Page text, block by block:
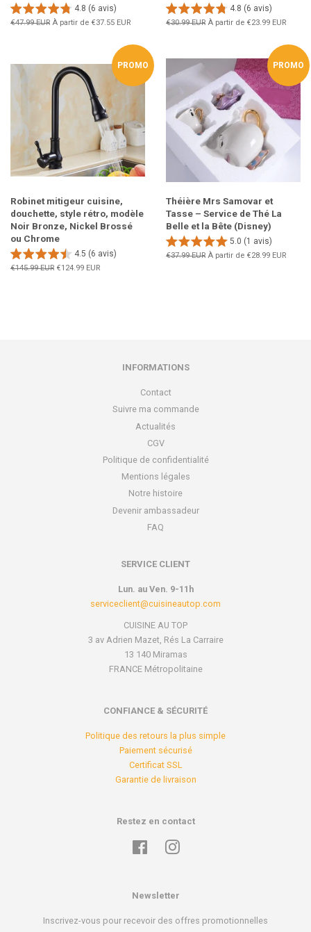
4.8 (6 avis)
Prix
€47.99 EUR À partir de €37.55 EUR
4.8 (6 avis)
Prix
€30.99 EUR À partir de €23.99 EUR
PROMO
Robinet mitigeur cuisine,
douchette, style rétro, modèle
Noir Bronze, Nickel Brossé
ou Chrome
4.5 (6 avis)
Prix
€145.99 EUR Prix
€124.99 EUR
PROMO
Théière Mrs Samovar et
Tasse – Service de Thé La
Belle et la Bête (Disney)
5.0 (1 avis)
Prix
€37.99 EUR À partir de €28.99 EUR
INFORMATIONS
Contact
Suivre ma commande
Actualités
CGV
Politique de confidentialité
Mentions légales
Notre histoire
Devenir ambassadeur
FAQ
SERVICE CLIENT
Lun. au Ven. 9-11h
serviceclient@cuisineautop.com
CUISINE AU TOP
3 av Adrien Mazet, Rés La Carraire
13 140 Miramas
FRANCE Métropolitaine
CONFIANCE & SÉCURITÉ
Politique des retours la plus simple
Paiement sécurisé
Certificat SSL
Garantie de livraison
Restez en contact
FacebookInstagram
Newsletter
Inscrivez-vous pour recevoir des offres promotionnelles